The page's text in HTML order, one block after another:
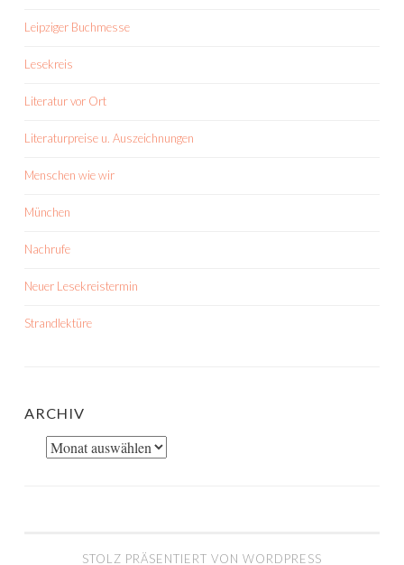
Leipziger Buchmesse
Lesekreis
Literatur vor Ort
Literaturpreise u. Auszeichnungen
Menschen wie wir
München
Nachrufe
Neuer Lesekreistermin
Strandlektüre
ARCHIV
Archiv
STOLZ PRÄSENTIERT VON WORDPRESS